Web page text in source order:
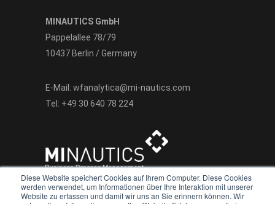
Diese Website speichert Cookies auf Ihrem Computer. Diese Cookies
werden verwendet, um Informationen über Ihre Interaktion mit unserer
Website zu erfassen und damit wir uns an Sie erinnern können. Wir
MINAUTICS GmbH
Pappelallee 78/79
10437 Berlin / Germany
E-Mail: wfanalytica@mi-nautics.com
Tel: +49 30 640 78 224